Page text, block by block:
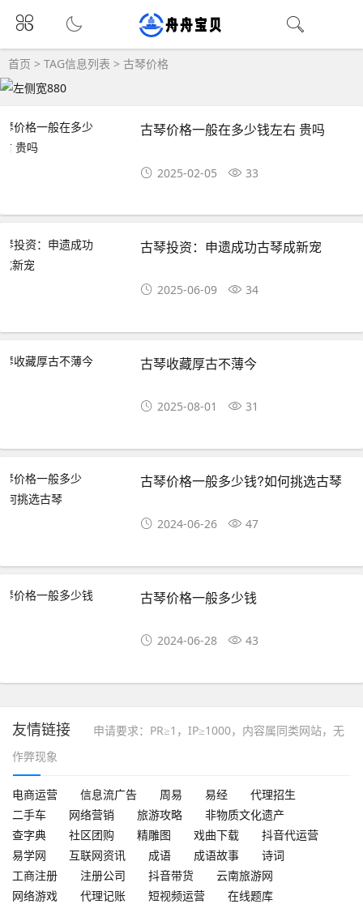
首页 > TAG信息列表 > 古琴价格
古琴价格一般在多少钱左右 贵吗
2025-02-05 33
古琴投资：申遗成功古琴成新宠
2025-06-09 34
古琴收藏厚古不薄今
2025-08-01 31
古琴价格一般多少钱?如何挑选古琴
2024-06-26 47
古琴价格一般多少钱
2024-06-28 43
友情链接
申请要求：PR≥1，IP≥1000，内容属同类网站，无
作弊现象
电商运营 信息流广告 周易 易经
代理招生
二手车
网络营销 旅游攻略
非物质文化遗产
查字典
社区团购 精雕图 戏曲下载
抖音代运营
易学网
互联网资讯 成语 成语故事
诗词
工商注册
注册公司 抖音带货
云南旅游网
网络游戏
代理记账 短视频运营
在线题库